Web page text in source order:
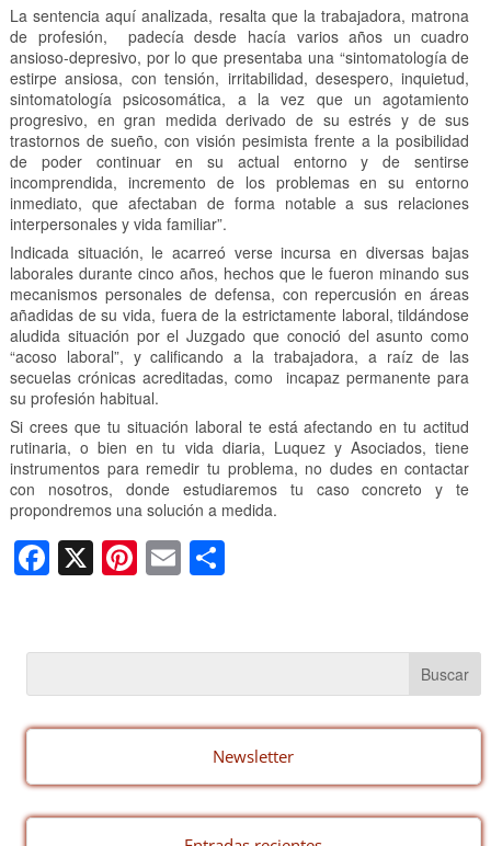
La sentencia aquí analizada, resalta que la trabajadora, matrona
de profesión, padecía desde hacía varios años un cuadro
ansioso-depresivo, por lo que presentaba una “sintomatología de
estirpe ansiosa, con tensión, irritabilidad, desespero, inquietud,
sintomatología psicosomática, a la vez que un agotamiento
progresivo, en gran medida derivado de su estrés y de sus
trastornos de sueño, con visión pesimista frente a la posibilidad
de poder continuar en su actual entorno y de sentirse
incomprendida, incremento de los problemas en su entorno
inmediato, que afectaban de forma notable a sus relaciones
interpersonales y vida familiar”.
Indicada situación, le acarreó verse incursa en diversas bajas
laborales durante cinco años, hechos que le fueron minando sus
mecanismos personales de defensa, con repercusión en áreas
añadidas de su vida, fuera de la estrictamente laboral, tildándose
aludida situación por el Juzgado que conoció del asunto como
“acoso laboral”, y calificando a la trabajadora, a raíz de las
secuelas crónicas acreditadas, como incapaz permanente para
su profesión habitual.
Si crees que tu situación laboral te está afectando en tu actitud
rutinaria, o bien en tu vida diaria, Luquez y Asociados, tiene
instrumentos para remedir tu problema, no dudes en contactar
con nosotros, donde estudiaremos tu caso concreto y te
propondremos una solución a medida.
F
a
e
b
o
k
X Pi
nt
e
st
E
m
C
p
ar
tir
Newsletter